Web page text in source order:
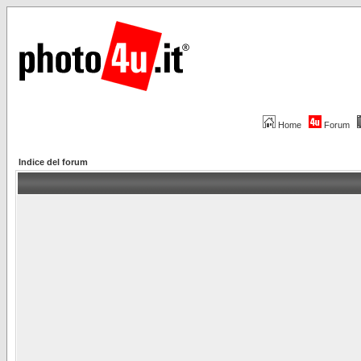
Home Forum
Indice del forum